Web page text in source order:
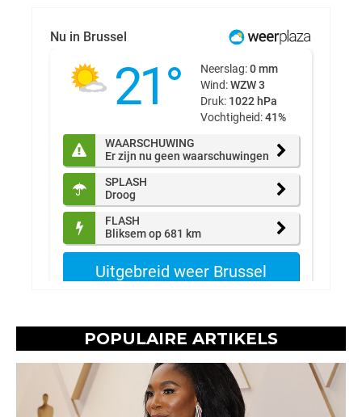
POPULAIRE ARTIKELS